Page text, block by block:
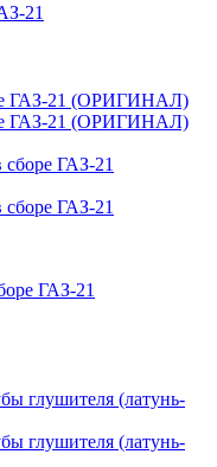
21
ГАЗ-21